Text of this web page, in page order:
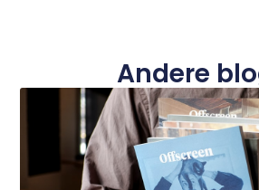
Andere